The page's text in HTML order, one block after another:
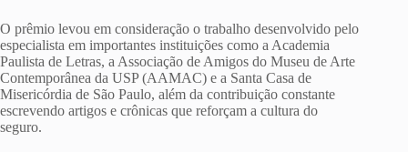
O prêmio levou em consideração o trabalho desenvolvido pelo
especialista em importantes instituições como a Academia
Paulista de Letras, a Associação de Amigos do Museu de Arte
Contemporânea da USP (AAMAC) e a Santa Casa de
Misericórdia de São Paulo, além da contribuição constante
escrevendo artigos e crônicas que reforçam a cultura do
seguro.